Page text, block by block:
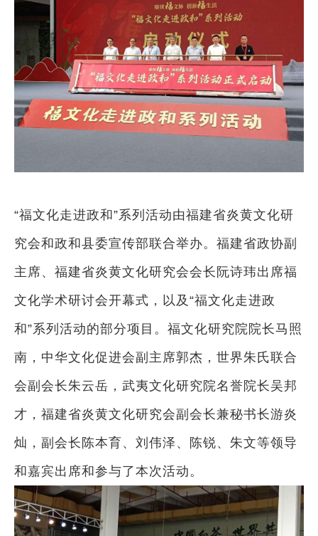
“福文化走进政和”系列活动由福建省炎黄文化研
究会和政和县委宣传部联合举办。福建省政协副
主席、福建省炎黄文化研究会会长阮诗玮出席福
文化学术研讨会开幕式，以及“福文化走进政
和”系列活动的部分项目。福文化研究院院长马照
南，中华文化促进会副主席郭杰，世界朱氏联合
会副会长朱云岳，武夷文化研究院名誉院长吴邦
才，福建省炎黄文化研究会副会长兼秘书长游炎
灿，副会长陈本育、刘伟泽、陈锐、朱文等领导
和嘉宾出席和参与了本次活动。